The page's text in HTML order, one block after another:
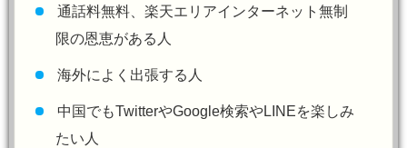
通話料無料、楽天エリアインターネット無制
限の恩恵がある人
海外によく出張する人
中国でもTwitterやGoogle検索やLINEを楽しみ
たい人